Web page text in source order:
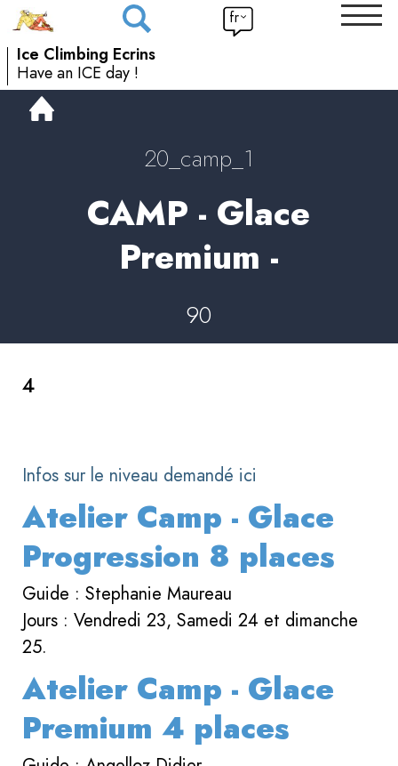
Ice Climbing Ecrins
Have an ICE day !
fr
20_camp_1
CAMP - Glace
Premium -
90
4
Infos sur le niveau demandé ici
Atelier Camp - Glace
Progression 8 places
Guide : Stephanie Maureau
Jours : Vendredi 23, Samedi 24 et dimanche
25.
Atelier Camp - Glace
Premium 4 places